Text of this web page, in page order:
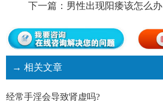
下一篇： 男性出现阳痿该怎么办
→ 相关文章
经常手淫会导致肾虚吗?